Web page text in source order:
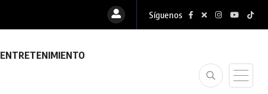
Síguenos
ENTRETENIMIENTO